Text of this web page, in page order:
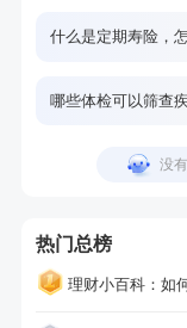
什么是定期寿险，
哪些体检可以筛查
没
热门总榜
理财小百科：如